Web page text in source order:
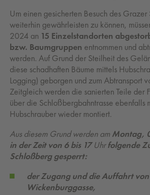
Um einen gesicherten Besuch des
weiterhin gewährleisten zu können,
2024 an 15 Einzelstandorten
bzw. Baumgruppen entnommen und
werden. Auf Grund der Steilheit des
diese schadhaften Bäume mittels
Logging) geborgen und zum Abtransport
Zeitgleich werden die sanierten Teile der
über die Schloßbergbahntrasse ebenfalls
Hubschrauber wieder montiert.
Aus diesem Grund werden am Montag,
in der Zeit von 6 bis 17Uhrfolgende
Schloßberg gesperrt:
der Zugang und die Auffahrt
Wickenburggasse,